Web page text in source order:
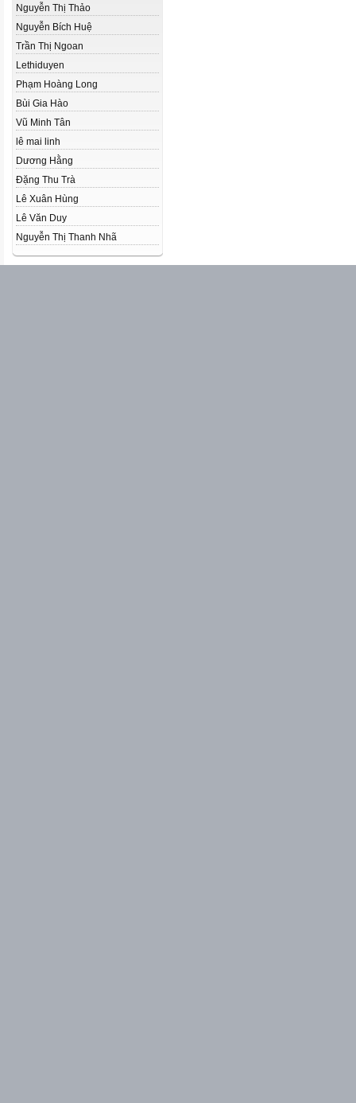
Nguyễn Thị Thảo
Nguyễn Bích Huệ
Trần Thị Ngoan
Lethiduyen
Phạm Hoàng Long
Bùi Gia Hào
Vũ Minh Tân
lê mai linh
Dương Hằng
Đặng Thu Trà
Lê Xuân Hùng
Lê Văn Duy
Nguyễn Thị Thanh Nhã